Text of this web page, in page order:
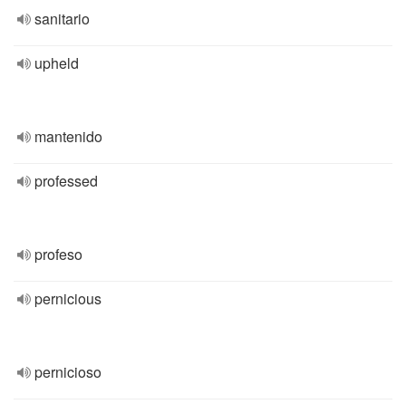
sanitario
upheld
mantenido
professed
profeso
pernicious
pernicioso